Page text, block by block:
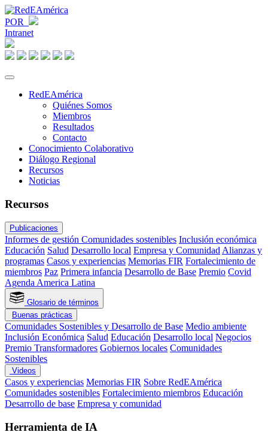
POR
Intranet
RedEAmérica
Quiénes Somos
Miembros
Resultados
Contacto
Conocimiento Colaborativo
Diálogo Regional
Recursos
Noticias
Recursos
Publicaciones
Informes de gestión Comunidades sostenibles Inclusión económica
Educación Salud Desarrollo local Empresa y ComunidadAlianzas y
programas Casos y experiencias Memorias FIR Fortalecimiento de
miembros Paz Primera infancia Desarrollo de Base Premio Covid
Agenda America Latina
Glosario de términos
Buenas prácticas
Comunidades Sostenibles y Desarrollo de Base Medio ambiente
Inclusión Económica Salud Educación Desarrollo local Negocios
Premio Transformadores Gobiernos locales Comunidades
Sostenibles
Videos
Casos y experiencias Memorias FIR Sobre RedEAmérica
Comunidades sostenibles Fortalecimiento miembros Educación
Desarrollo de base Empresa y comunidad
Herramienta de IA